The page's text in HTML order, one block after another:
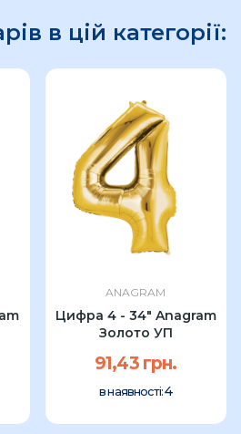
в цій категорії:
ANAGRAM
Цифра 4 - 34" Anagram
Золото УП
91,43 грн.
в наявності:4